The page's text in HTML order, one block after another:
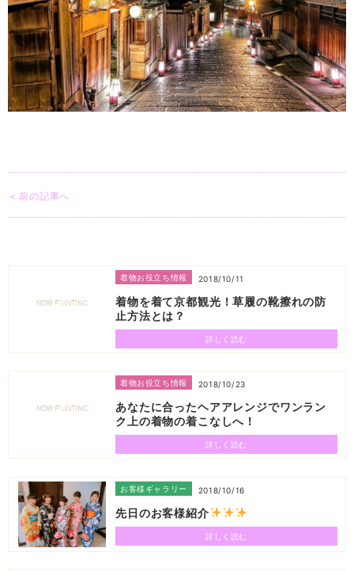
< 前の記事へ
着物お役立ち情報 2018/10/11
着物を着て京都観光！草履の靴擦れの防
止方法とは？
詳しく読む
着物お役立ち情報 2018/10/23
あなたに合ったヘアアレンジでワンラン
ク上の着物の着こなしへ！
詳しく読む
お客様ギャラリー 2018/10/16
先日のお客様紹介
詳しく読む